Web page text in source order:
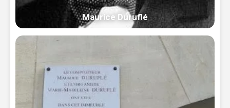
Maurice Duruflé